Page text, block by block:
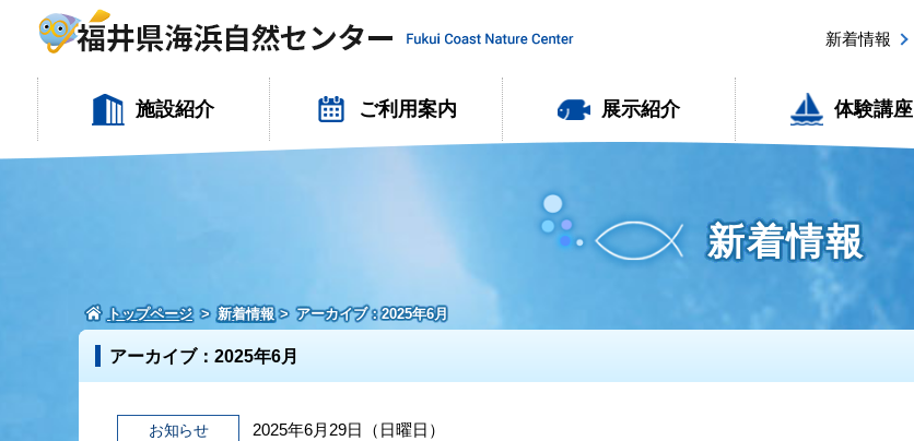
新着情報
施設紹介 ご利用案内 展示紹介 体験講座
新着情報
トップページ 新着情報 アーカイブ：2025年6月
アーカイブ：2025年6月
お知らせ 2025年6月29日（日曜日）